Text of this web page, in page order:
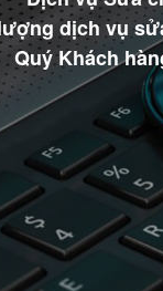
dịch vụ
Quý Khách